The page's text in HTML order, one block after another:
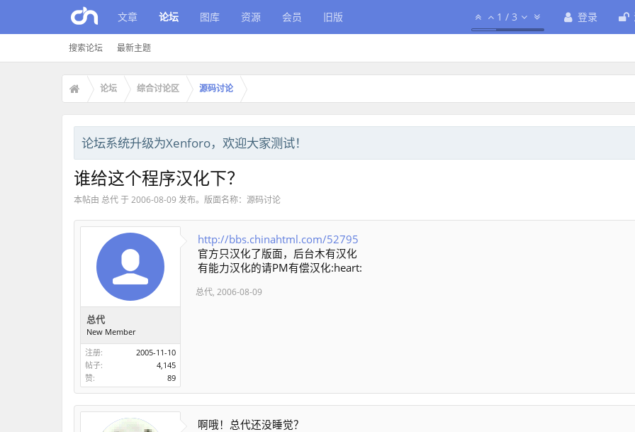
文章 论坛
搜索论坛 最新主题
图库 资源 会员 旧版 1 / 3 登录
论坛 综合讨论区 源码讨论
论坛系统升级为Xenforo，欢迎大家测试！
谁给这个程序汉化下？
本帖由 总代于2006-08-09 发布。版面名称： 源码讨论
总代
New Member
注册:
2005-11-10
帖子:
4,145
赞:
89
http://bbs.chinahtml.com/52795
官方只汉化了版面，后台木有汉化
有能力汉化的请PM有偿汉化:heart:
总代, 2006-08-09
啊哦！总代还没睡觉？